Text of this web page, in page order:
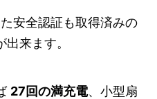
安全認証も取得済みの
来ます。
27回の満充電、小型扇